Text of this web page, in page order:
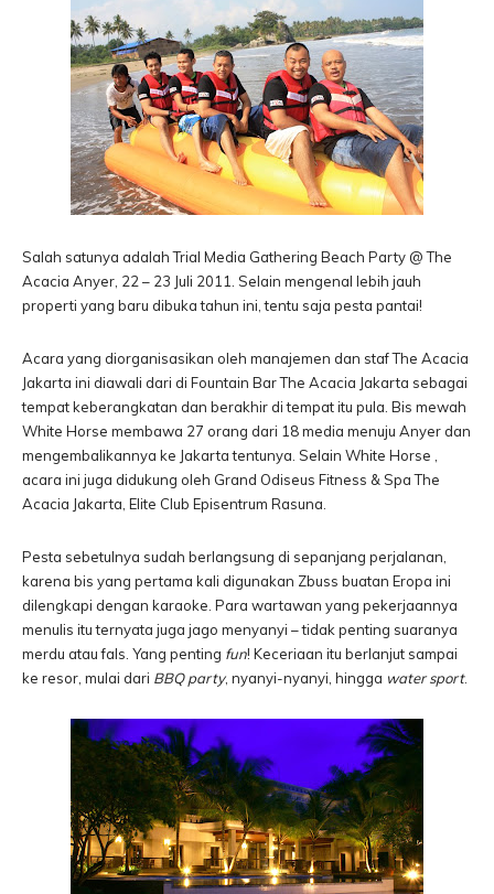
Salah satunya adalah Trial Media Gathering Beach Party @ The
Acacia Anyer, 22 – 23 Juli 2011. Selain mengenal lebih jauh
properti yang baru dibuka tahun ini, tentu saja pesta pantai!
Acara yang diorganisasikan oleh manajemen dan staf The Acacia
Jakarta ini diawali dari di Fountain Bar The Acacia Jakarta sebagai
tempat keberangkatan dan berakhir di tempat itu pula. Bis mewah
White Horse membawa 27 orang dari 18 media menuju Anyer dan
mengembalikannya ke Jakarta tentunya. Selain White Horse ,
acara ini juga didukung oleh Grand Odiseus Fitness & Spa The
Acacia Jakarta, Elite Club Episentrum Rasuna.
Pesta sebetulnya sudah berlangsung di sepanjang perjalanan,
karena bis yang pertama kali digunakan Zbuss buatan Eropa ini
dilengkapi dengan karaoke. Para wartawan yang pekerjaannya
menulis itu ternyata juga jago menyanyi – tidak penting suaranya
merdu atau fals. Yang penting fun! Keceriaan itu berlanjut sampai
ke resor, mulai dari BBQ party, nyanyi-nyanyi, hingga water sport.